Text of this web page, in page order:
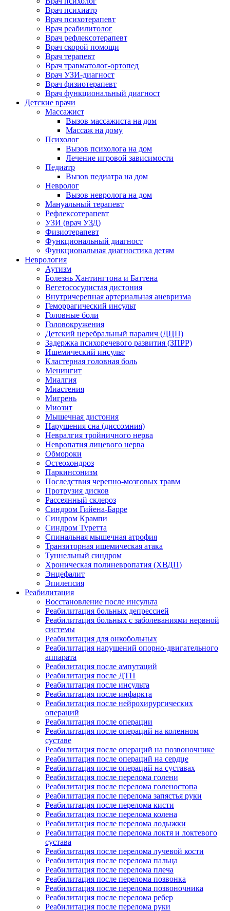
Врач психиатр
Врач психотерапевт
Врач реабилитолог
Врач рефлексотерапевт
Врач скорой помощи
Врач терапевт
Врач травматолог-ортопед
Врач УЗИ-диагност
Врач физиотерапевт
Врач функциональный диагност
Детские врачи
Массажист
Вызов массажиста на дом
Массаж на дому
Психолог
Вызов психолога на дом
Лечение игровой зависимости
Педиатр
Вызов педиатра на дом
Невролог
Вызов невролога на дом
Мануальный терапевт
Рефлексотерапевт
УЗИ (врач УЗД)
Физиотерапевт
Функциональный диагност
Функциональная диагностика детям
Неврология
Аутизм
Болезнь Хантингтона и Баттена
Вегетососудистая дистония
Внутричерепная артериальная аневризма
Геморрагический инсульт
Головные боли
Головокружения
Детский церебральный паралич (ДЦП)
Задержка психоречевого развития (ЗПРР)
Ишемический инсульт
Кластерная головная боль
Менингит
Миалгия
Миастения
Мигрень
Миозит
Мышечная дистония
Нарушения сна (диссомния)
Невралгия тройничного нерва
Невропатия лицевого нерва
Обмороки
Остеохондроз
Паркинсонизм
Последствия черепно-мозговых травм
Протрузия дисков
Рассеянный склероз
Синдром Гийена-Барре
Синдром Крампи
Синдром Туретта
Спинальная мышечная атрофия
Транзиторная ишемическая атака
Туннельный синдром
Хроническая полиневропатия (ХВДП)
Энцефалит
Эпилепсия
Реабилитация
Восстановление после инсульта
Реабилитация больных депрессией
Реабилитация больных с заболеваниями нервной
системы
Реабилитация для онкобольных
Реабилитация нарушений опорно-двигательного
аппарата
Реабилитация после ампутаций
Реабилитация после ДТП
Реабилитация после инсульта
Реабилитация после инфаркта
Реабилитация после нейрохирургических
операций
Реабилитация после операции
Реабилитация после операций на коленном
суставе
Реабилитация после операций на позвоночнике
Реабилитация после операций на сердце
Реабилитация после операций на суставах
Реабилитация после перелома голени
Реабилитация после перелома голеностопа
Реабилитация после перелома запястья руки
Реабилитация после перелома кисти
Реабилитация после перелома колена
Реабилитация после перелома лодыжки
Реабилитация после перелома локтя и локтевого
сустава
Реабилитация после перелома лучевой кости
Реабилитация после перелома пальца
Реабилитация после перелома плеча
Реабилитация после перелома позвонка
Реабилитация после перелома позвоночника
Реабилитация после перелома ребер
Реабилитация после перелома руки